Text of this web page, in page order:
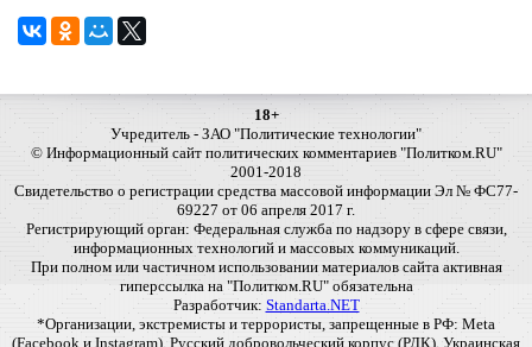
18+
Учредитель - ЗАО "Политические технологии"
© Информационный сайт политических комментариев "Политком.RU"
2001-2018
Свидетельство о регистрации средства массовой информации Эл № ФС77-
69227 от 06 апреля 2017 г.
Регистрирующий орган: Федеральная служба по надзору в сфере связи,
информационных технологий и массовых коммуникаций.
При полном или частичном использовании материалов сайта активная
гиперссылка на "Политком.RU" обязательна
Разработчик: Standarta.NET
*Организации, экстремисты и террористы, запрещенные в РФ: Meta
(Facebook и Instagram), Русский добровольческий корпус (РДК), Украинская